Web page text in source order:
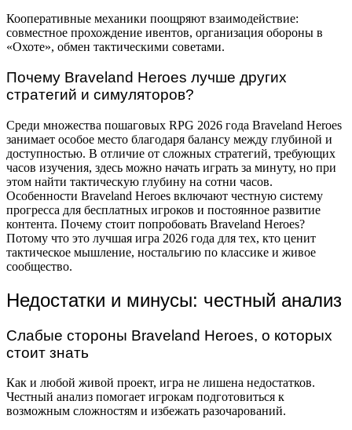
Кооперативные механики поощряют взаимодействие:
совместное прохождение ивентов, организация обороны в
«Охоте», обмен тактическими советами.
Почему Braveland Heroes лучше других
стратегий и симуляторов?
Среди множества пошаговых RPG 2026 года Braveland Heroes
занимает особое место благодаря балансу между глубиной и
доступностью. В отличие от сложных стратегий, требующих
часов изучения, здесь можно начать играть за минуту, но при
этом найти тактическую глубину на сотни часов.
Особенности Braveland Heroes включают честную систему
прогресса для бесплатных игроков и постоянное развитие
контента. Почему стоит попробовать Braveland Heroes?
Потому что это лучшая игра 2026 года для тех, кто ценит
тактическое мышление, ностальгию по классике и живое
сообщество.
Недостатки и минусы: честный анализ
Слабые стороны Braveland Heroes, о которых
стоит знать
Как и любой живой проект, игра не лишена недостатков.
Честный анализ помогает игрокам подготовиться к
возможным сложностям и избежать разочарований.